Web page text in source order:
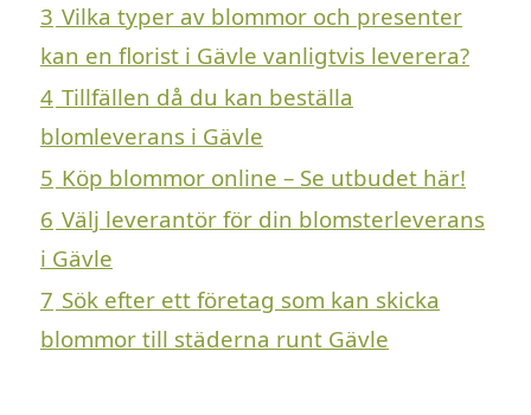
3 Vilka typer av blommor och presenter
kan en florist i Gävle vanligtvis leverera?
4 Tillfällen då du kan beställa
blomleverans i Gävle
5 Köp blommor online – Se utbudet här!
6 Välj leverantör för din blomsterleverans
i Gävle
7 Sök efter ett företag som kan skicka
blommor till städerna runt Gävle